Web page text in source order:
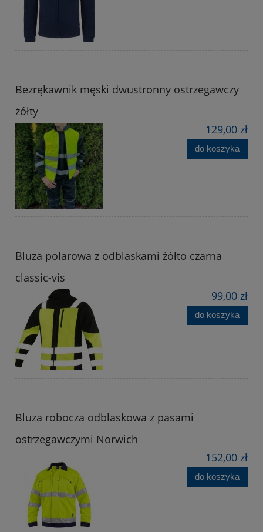
Bezrękawnik męski dwustronny ostrzegawczy
żółty
129,00 zł
do koszyka
Bluza polarowa z odblaskami żółto czarna
classic-vis
99,00 zł
do koszyka
Bluza robocza odblaskowa z pasami
ostrzegawczymi Norwich
152,00 zł
do koszyka